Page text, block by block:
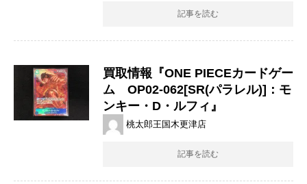
記事を読む
買取情報『ONE ​PIECEカードゲー
ム OP02-062[SR(パラレル)]：モ
ンキー・D・ルフィ』
桃太郎王国木更津店
記事を読む